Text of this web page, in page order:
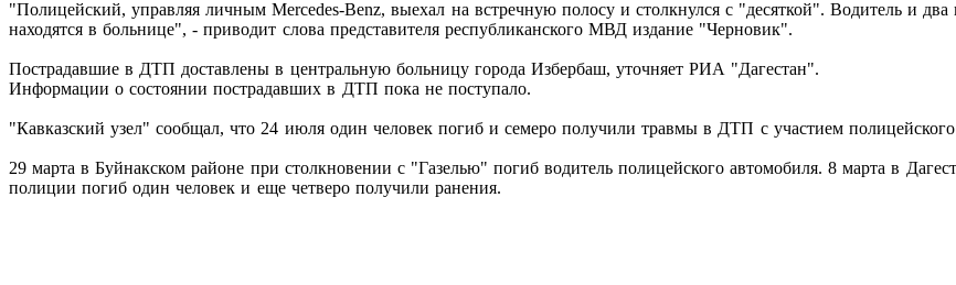
"Полицейский, управляя личным Mercedes-Benz, выехал на встречную полосу и столкнулся с "десяткой". Водитель и
находятся в больнице", - приводит слова представителя республиканского МВД издание "Черновик".
Пострадавшие в ДТП доставлены в центральную больницу города Избербаш, уточняет РИА "Дагестан".
Информации о состоянии пострадавших в ДТП пока не поступало.
"Кавказский узел" сообщал, что 24 июля один человек погиб и семеро получили травмы в ДТП с участием полицейского
29 марта в Буйнакском районе при столкновении с "Газелью" погиб водитель полицейского автомобиля. 8 марта в
полиции погиб один человек и еще четверо получили ранения.